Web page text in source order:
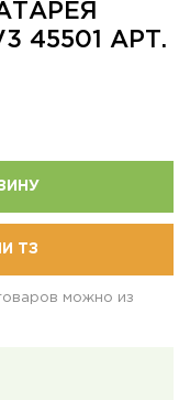
45501 АРТ.
ТЗ
можно из